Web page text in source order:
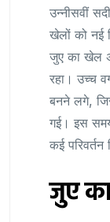
उन्नीसवीं
खेलों को नई
जुए का खेल
रहा। उच्च
बनने लगे,
गई। इस
कई
जुए